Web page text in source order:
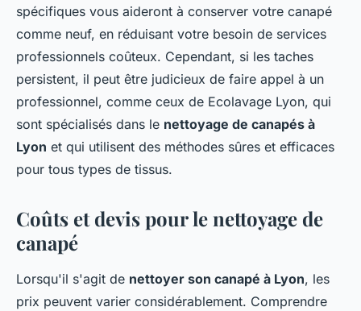
spécifiques vous aideront à conserver votre canapé
comme neuf, en réduisant votre besoin de services
professionnels coûteux. Cependant, si les taches
persistent, il peut être judicieux de faire appel à un
professionnel, comme ceux de Ecolavage Lyon, qui
sont spécialisés dans le nettoyage de canapés à
Lyon et qui utilisent des méthodes sûres et efficaces
pour tous types de tissus.
Coûts et devis pour le nettoyage de
canapé
Lorsqu'il s'agit de nettoyer son canapé à Lyon, les
prix peuvent varier considérablement. Comprendre